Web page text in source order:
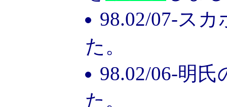
98.02/07-ス
た。
98.02/06-明氏
た。